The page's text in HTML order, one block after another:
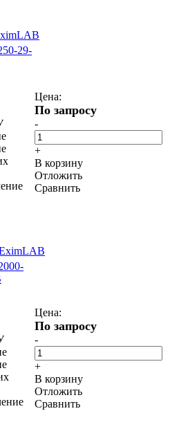
29-
Цена:
По запросу
-
+
В корзину
Отложить
Сравнить
Цена:
По запросу
-
+
В корзину
Отложить
Сравнить